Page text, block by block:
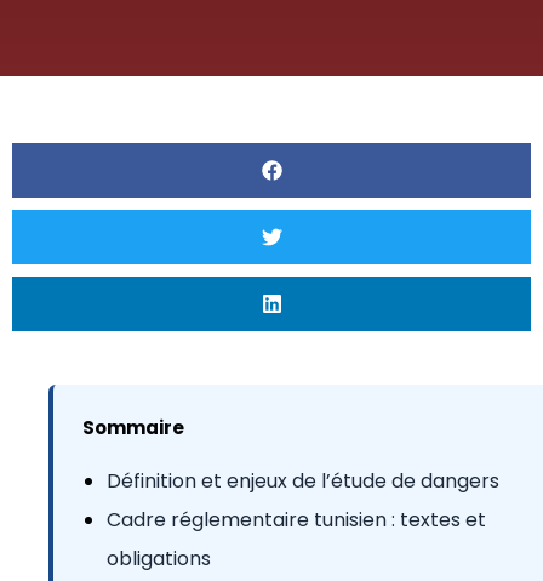
Sommaire
Définition et enjeux de l’étude de dangers
Cadre réglementaire tunisien : textes et
obligations